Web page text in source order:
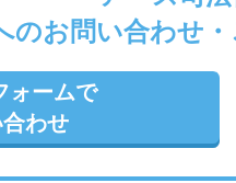
のお問い合わせ
ォームで
わせ